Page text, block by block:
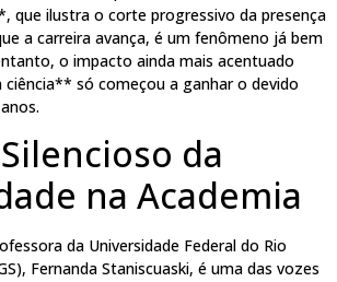
que ilustra o corte progressivo da presença
a carreira avança, é um fenômeno já bem
o impacto ainda mais acentuado
só começou a ganhar o devido
da
na Academia
da Universidade Federal do Rio
Fernanda Staniscuaski, é uma das vozes